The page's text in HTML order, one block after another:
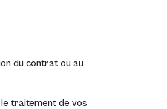
du contrat ou au
traitement de vos